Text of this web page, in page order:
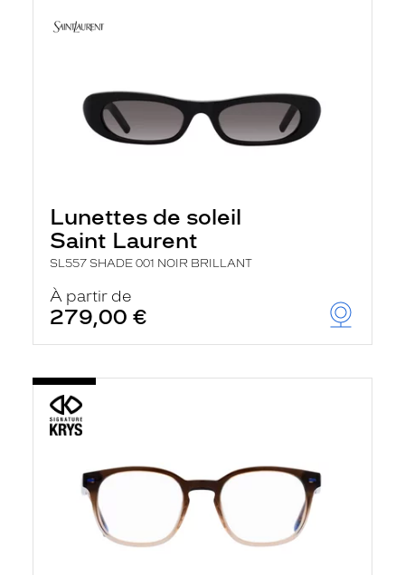
Lunettes de soleil
Saint Laurent
SL557 SHADE 001 NOIR BRILLANT
À partir de
279,00 €